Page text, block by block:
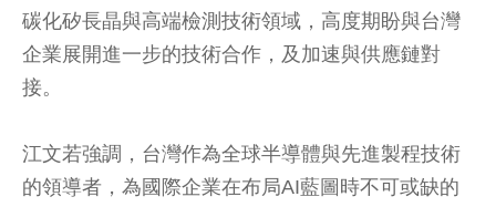
碳化矽長晶與高端檢測技術領域，高度期盼與台灣
企業展開進一步的技術合作，及加速與供應鏈對
接。
江文若強調，台灣作為全球半導體與先進製程技術
的領導者，為國際企業在布局AI藍圖時不可或缺的